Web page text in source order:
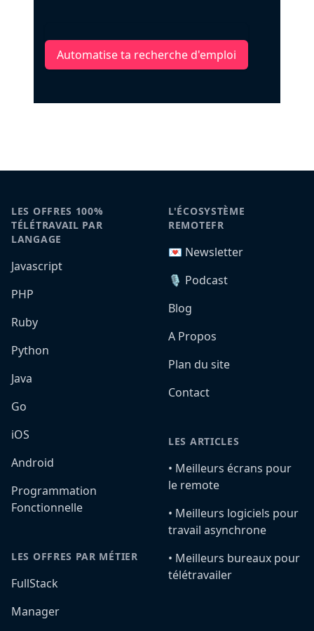
Automatise ta recherche d'emploi
LES OFFRES 100%
TÉLÉTRAVAIL PAR
LANGAGE
Javascript
PHP
Ruby
Python
Java
Go
iOS
Android
Programmation
Fonctionnelle
LES OFFRES PAR MÉTIER
FullStack
Manager
L'ÉCOSYSTÈME
REMOTEFR
💌 Newsletter
🎙️ Podcast
Blog
A Propos
Plan du site
Contact
LES ARTICLES
•️ Meilleurs écrans pour
le remote
•️ Meilleurs logiciels pour
travail asynchrone
•️ Meilleurs bureaux pour
télétravailer